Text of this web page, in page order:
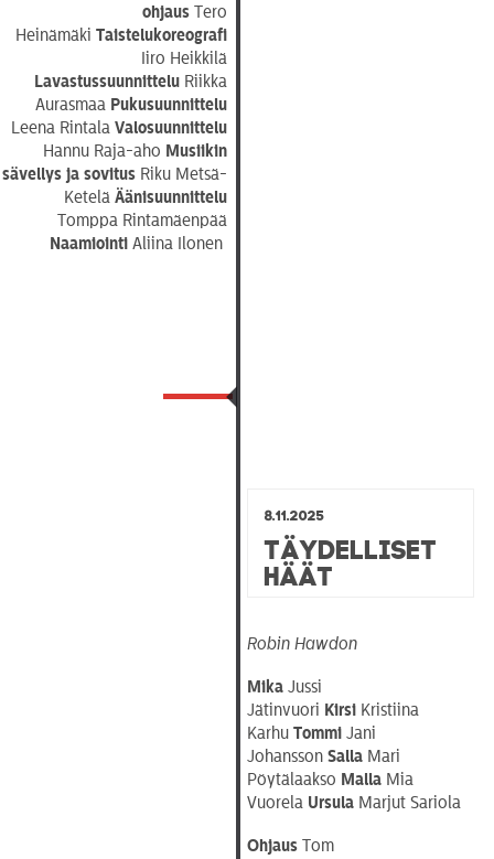
ohjaus Tero
HeinämäkiTaistelukoreografi
Iiro Heikkilä
Lavastussuunnittelu Riikka
Aurasmaa Pukusuunnittelu
Leena RintalaValosuunnittelu
Hannu Raja-aho Musiikin
sävellys ja sovitus Riku Metsä-
KeteläÄänisuunnittelu
Tomppa Rintamäenpää
NaamiointiAliina Ilonen
8.11.2025
Täydelliset
häät
Robin Hawdon
MikaJussi
Jätinvuori KirsiKristiina
Karhu TommiJani
Johansson SallaMari
Pöytälaakso MallaMia
Vuorela UrsulaMarjut Sariola
OhjausTom